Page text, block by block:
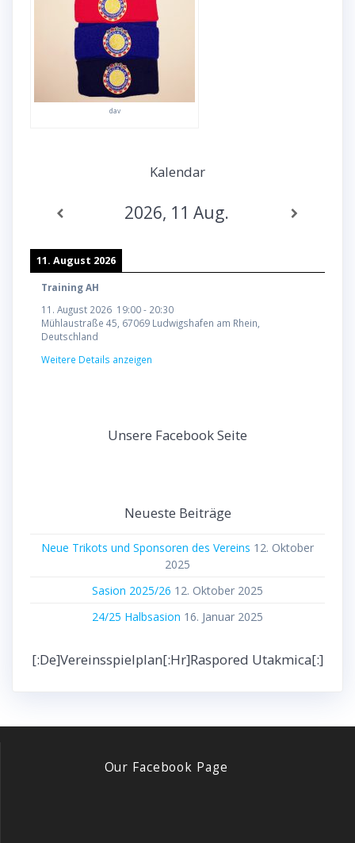
dav
Kalendar
2026, 11 Aug.
11. August 2026
Training AH
11. August 2026 19:00- 20:30
Mühlaustraße 45, 67069 Ludwigshafen am Rhein,
Deutschland
Weitere Details anzeigen
Unsere Facebook Seite
Neueste Beiträge
Neue Trikots und Sponsoren des Vereins 12. Oktober
2025
Sasion 2025/26 12. Oktober 2025
24/25 Halbsasion 16. Januar 2025
[:de]Vereinsspielplan[:hr]Raspored Utakmica[:]
Our Facebook Page